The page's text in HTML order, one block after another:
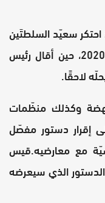
سعيّد السلطتَين
التنفيذيّة والتشريعيّة في 25 يوليوز 2020، حين أقال رئيس
لاحقًا.
وكذلك منظّمات
إقرار دستور مفصّل
مع معارضيه.قيس
الذي سيعرضه